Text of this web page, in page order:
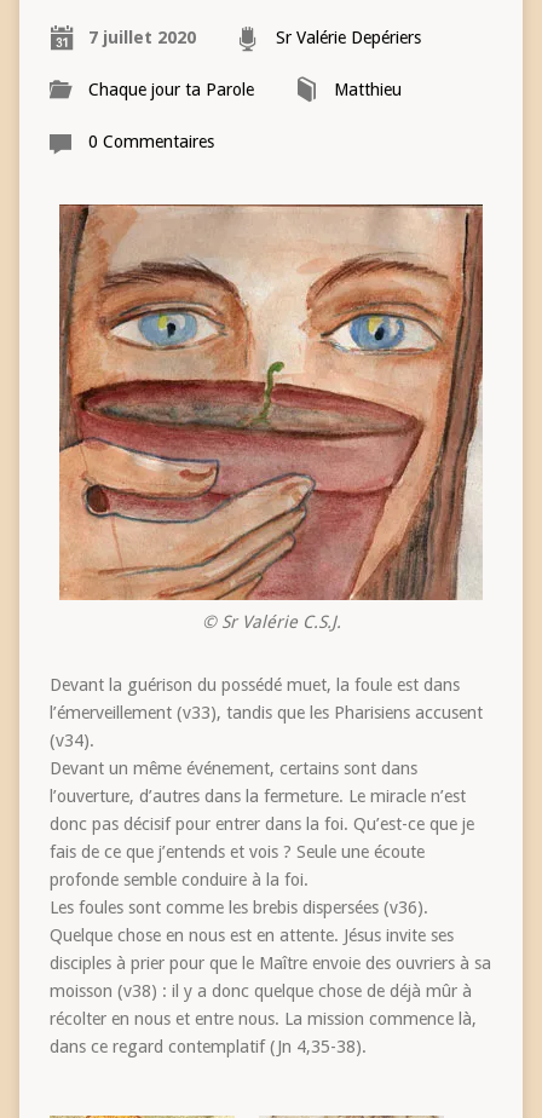
7 juillet 2020 Sr Valérie Depériers
Chaque jour ta Parole Matthieu
0 Commentaires
© Sr Valérie C.S.J.
Devant la guérison du possédé muet, la foule est dans
l’émerveillement (v33), tandis que les Pharisiens accusent
(v34).
Devant un même événement, certains sont dans
l’ouverture, d’autres dans la fermeture. Le miracle n’est
donc pas décisif pour entrer dans la foi. Qu’est-ce que je
fais de ce que j’entends et vois ? Seule une écoute
profonde semble conduire à la foi.
Les foules sont comme les brebis dispersées (v36).
Quelque chose en nous est en attente. Jésus invite ses
disciples à prier pour que le Maître envoie des ouvriers à sa
moisson (v38) : il y a donc quelque chose de déjà mûr à
récolter en nous et entre nous. La mission commence là,
dans ce regard contemplatif (Jn 4,35-38).